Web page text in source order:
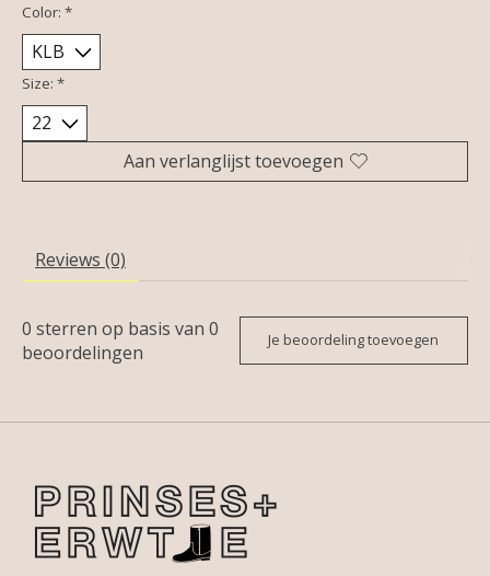
Color: *
Size: *
Aan verlanglijst toevoegen
Reviews (0)
0 sterren op basis van 0
beoordelingen
Je beoordeling toevoegen